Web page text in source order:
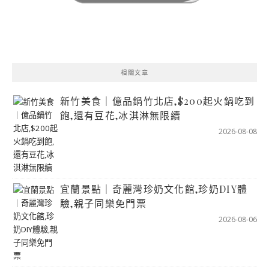
相關文章
新竹美食｜億品鍋竹北店,$200起火鍋吃到
飽,還有豆花,冰淇淋無限續
2026-08-08
宜蘭景點｜奇麗灣珍奶文化館,珍奶DIY體
驗,親子同樂免門票
2026-08-06